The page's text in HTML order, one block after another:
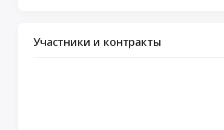
Участники и контракты